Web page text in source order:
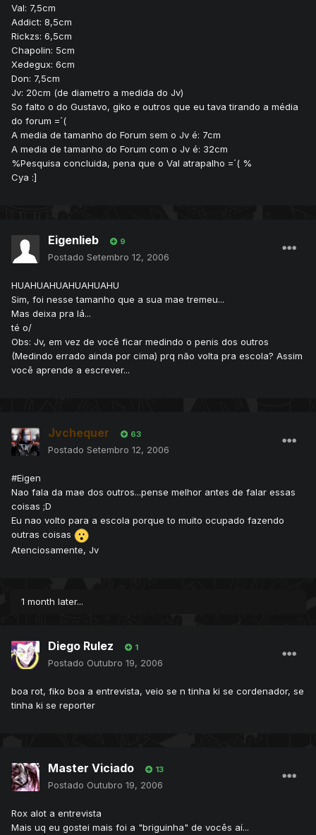
Val: 7,5cm
Addict: 8,5cm
Rickzs: 6,5cm
Chapolin: 5cm
Xedegux: 6cm
Don: 7,5cm
Jv: 20cm (de diametro a medida do Jv)
So falto o do Gustavo, giko e outros que eu tava tirando a média
do forum =´(
A media de tamanho do Forum sem o Jv é: 7cm
A media de tamanho do Forum com o Jv é: 32cm
%Pesquisa concluida, pena que o Val atrapalho =´( %
Cya :]
Eigenlieb 9
Postado Setembro 12, 2006
HUAHUAHUAHUAHUAHU
Sim, foi nesse tamanho que a sua mae tremeu...
Mas deixa pra lá...
té o/
Obs: Jv, em vez de você ficar medindo o penis dos outros
(Medindo errado ainda por cima) prq não volta pra escola? Assim
você aprende a escrever...
Jvchequer 63
Postado Setembro 12, 2006
#Eigen
Nao fala da mae dos outros...pense melhor antes de falar essas
coisas ;D
Eu nao volto para a escola porque to muito ocupado fazendo
outras coisas
Atenciosamente, Jv
1 month later...
Diego Rulez 1
Postado Outubro 19, 2006
boa rot, fiko boa a entrevista, veio se n tinha ki se cordenador, se
tinha ki se reporter
Master Viciado 13
Postado Outubro 19, 2006
Rox alot a entrevista
Mais uq eu gostei mais foi a "briguinha" de vocês aí...